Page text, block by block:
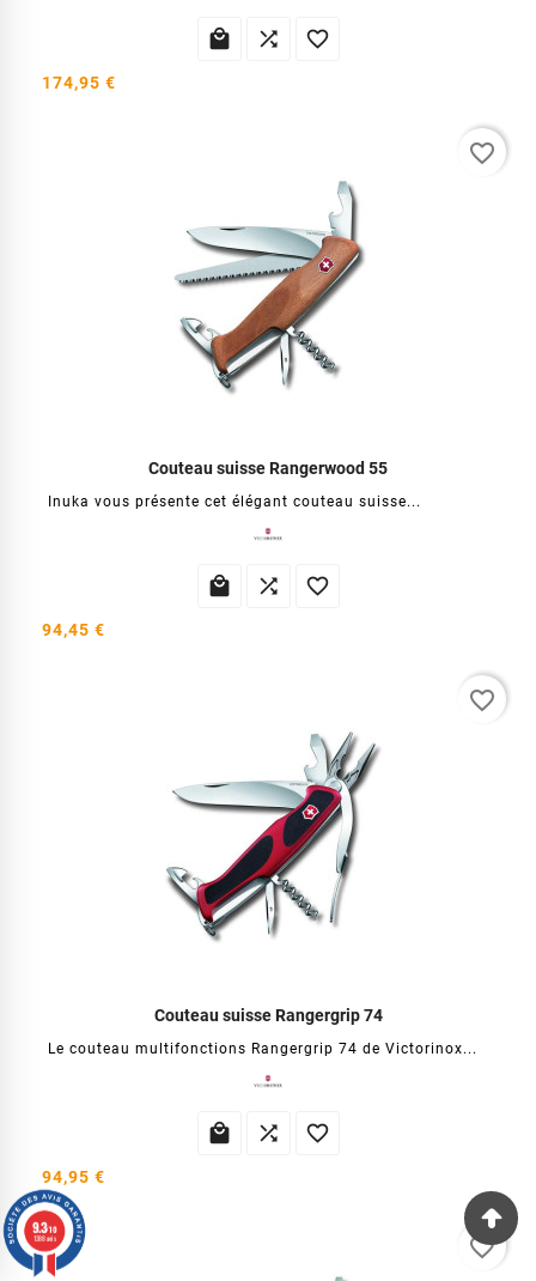
  
174,95 €
Couteau suisse Rangerwood 55
Inuka vous présente cet élégant couteau suisse...
  
94,45 €
favorite_border
Couteau suisse Rangergrip 74
Le couteau multifonctions Rangergrip 74 de Victorinox...
  
94,95 €
favorite_border
favorite_border
9.3/10
1388 avis